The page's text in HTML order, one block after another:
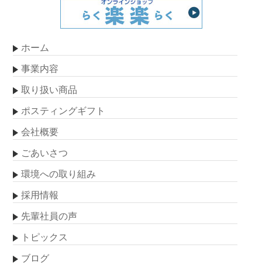
ホーム
事業内容
取り扱い商品
ポスティングギフト
会社概要
ごあいさつ
環境への取り組み
採用情報
先輩社員の声
トピックス
ブログ